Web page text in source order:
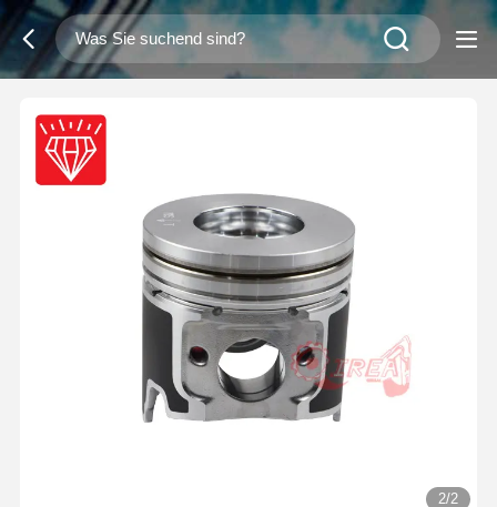
2/2